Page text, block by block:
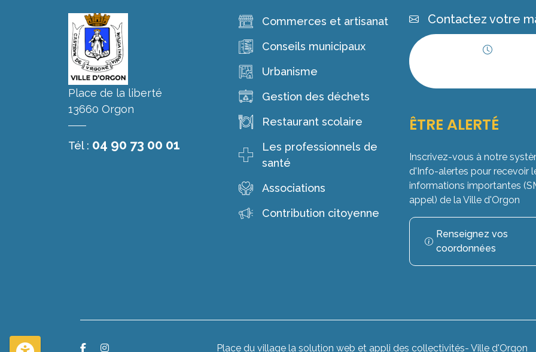
Place de la liberté
13660 Orgon
Tél : 04 90 73 00 01
Commerces et artisanat
Conseils municipaux
Urbanisme
Gestion des déchets
Restaurant scolaire
Les professionnels de
santé
Associations
Contribution citoyenne
Contactez votre
ÊTRE ALERTÉ
Inscrivez-vous à notre
d'Info-alertes pour recevoir
informations importantes
appel) de la Ville d'Orgon
Renseignez vos
coordonnées
Place du village la solution web et appli des collectivités- Ville d'Orgon